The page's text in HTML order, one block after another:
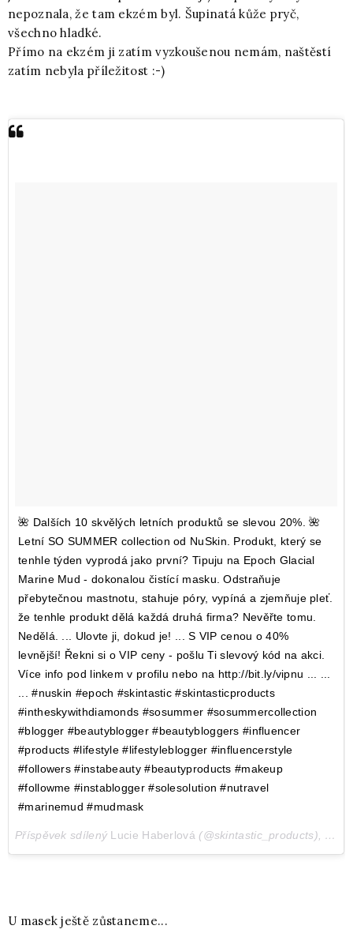
nepoznala, že tam ekzém byl. Šupinatá kůže pryč,
všechno hladké.
Přímo na ekzém ji zatím vyzkoušenou nemám, naštěstí
zatím nebyla příležitost :-)
🌺 Dalších 10 skvělých letních produktů se slevou 20%. 🌺
Letní SO SUMMER collection od NuSkin. Produkt, který se
tenhle týden vyprodá jako první? Tipuju na Epoch Glacial
Marine Mud - dokonalou čistící masku. Odstraňuje
přebytečnou mastnotu, stahuje póry, vypíná a zjemňuje pleť.
že tenhle produkt dělá každá druhá firma? Nevěřte tomu.
Nedělá. ... Ulovte ji, dokud je! ... S VIP cenou o 40%
levnější! Řekni si o VIP ceny - pošlu Ti slevový kód na akci.
Více info pod linkem v profilu nebo na http://bit.ly/vipnu ... ...
... #nuskin #epoch #skintastic #skintasticproducts
#intheskywithdiamonds #sosummer #sosummercollection
#blogger #beautyblogger #beautybloggers #influencer
#products #lifestyle #lifestyleblogger #influencerstyle
#followers #instabeauty #beautyproducts #makeup
#followme #instablogger #solesolution #nutravel
#marinemud #mudmask
Příspěvek sdílený Lucie Haberlová (@skintastic_products), Čec
U masek ještě zůstaneme...